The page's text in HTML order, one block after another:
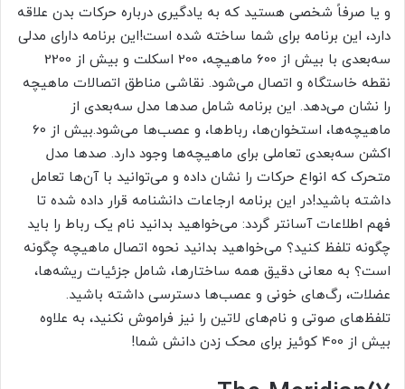
و یا صرفاً شخصی هستید که به یادگیری درباره حرکات بدن علاقه
دارد، این برنامه برای شما ساخته شده است!این برنامه دارای مدلی
سه‌بعدی با بیش از 600 ماهیچه، 200 اسکلت و بیش از 2200
نقطه خاستگاه و اتصال می‌شود. نقاشی مناطق اتصالات ماهیچه
را نشان می‌دهد. این برنامه شامل صدها مدل سه‌بعدی از
ماهیچه‌ها، استخوان‌ها، رباط‌ها، و عصب‌ها می‌شود.بیش از 60
اکشن سه‌بعدی تعاملی برای ماهیچه‌ها وجود دارد. صدها مدل
متحرک که انواع حرکات را نشان داده و می‌توانید با آن‌ها تعامل
داشته باشید!در این برنامه ارجاعات دانشنامه قرار داده شده تا
فهم اطلاعات آسانتر گردد: می‌خواهید بدانید نام یک رباط را باید
چگونه تلفظ کنید؟ می‌خواهید بدانید نحوه اتصال ماهیچه چگونه
است؟ به معانی دقیق همه ساختارها، شامل جزئیات ریشه‌ها،
عضلات، رگ‌های خونی و عصب‌ها دسترسی داشته باشید.
تلفظ‌های صوتی و نام‌های لاتین را نیز فراموش نکنید، به علاوه
بیش از 400 کوئیز برای محک زدن دانش شما!